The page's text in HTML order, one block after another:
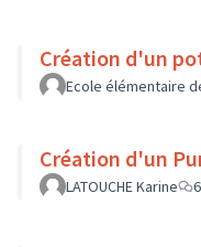
Création d'un
Ecole élémentaire
Création d'un
LATOUCHE Karine 6